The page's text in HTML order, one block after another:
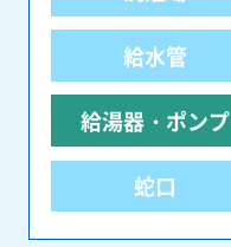
給水管
給湯器・ポンプ
蛇口